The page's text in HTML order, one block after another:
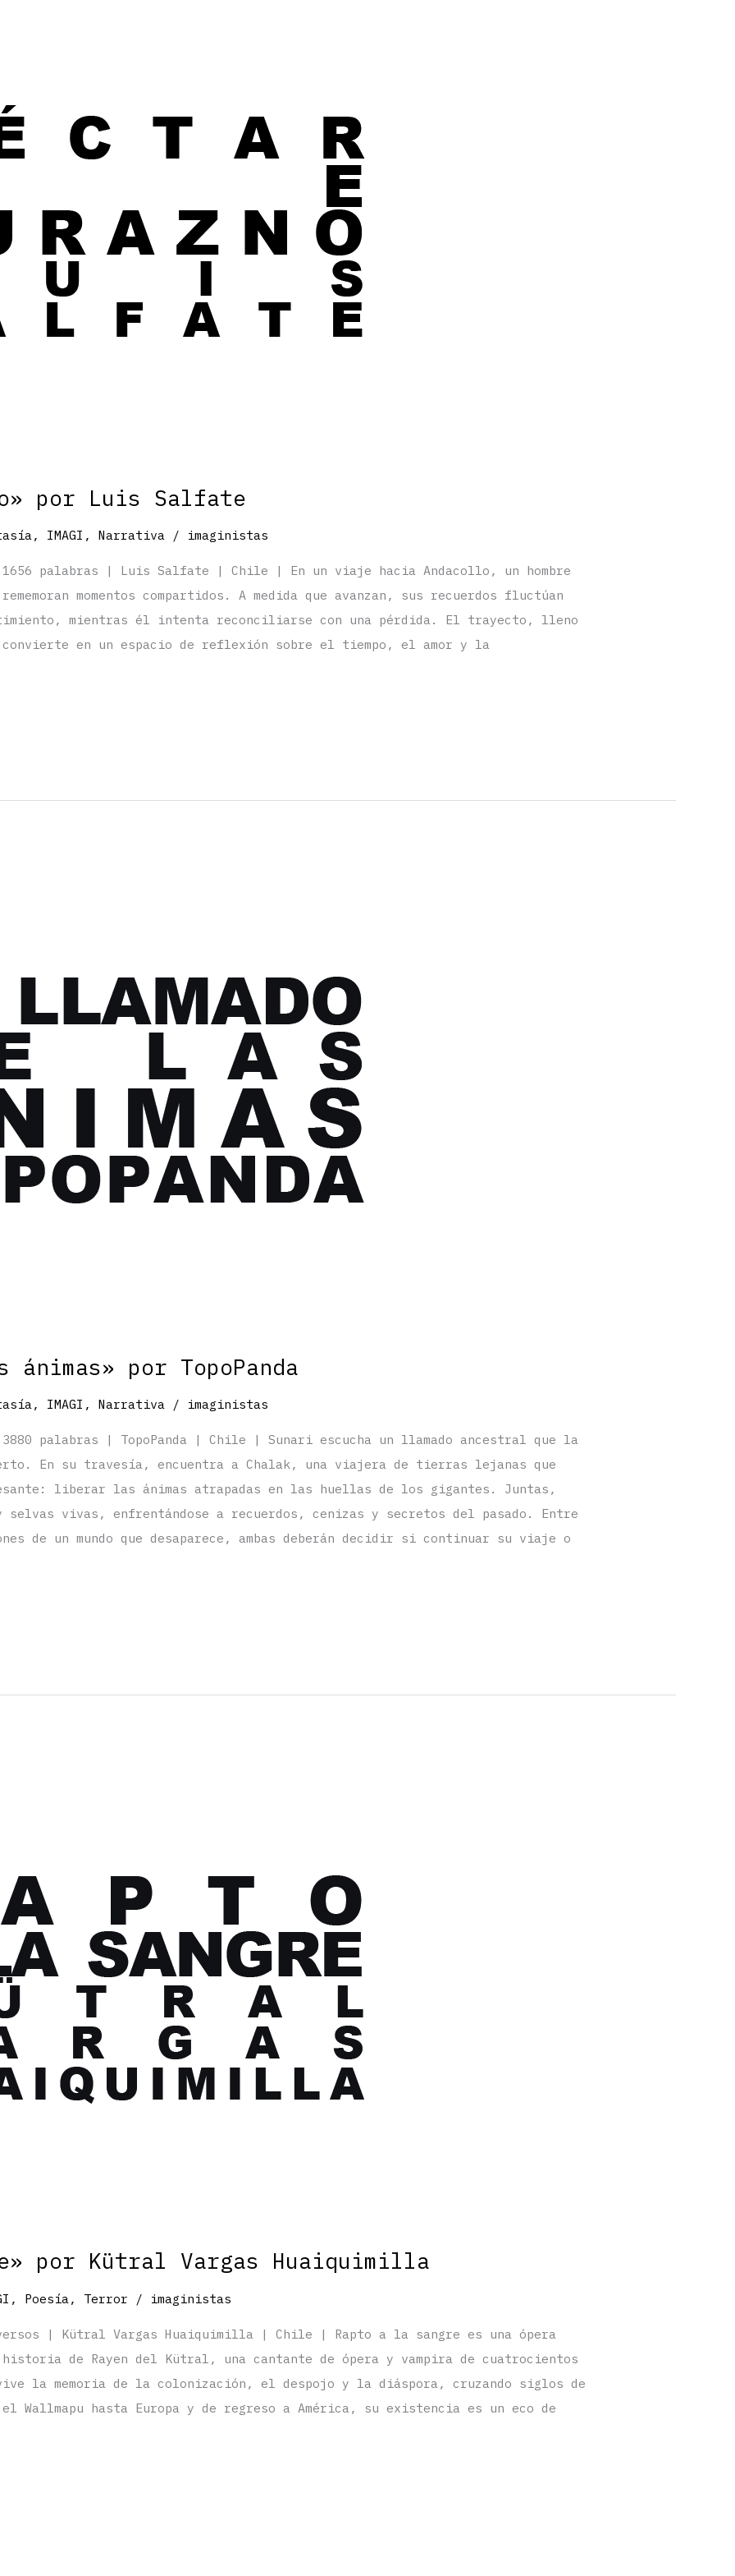
por Luis Salfate
, IMAGI ,Narrativa / imaginistas
palabras | Luis Salfate | Chile | En un viaje hacia Andacollo, un hombre
momentos compartidos. A medida que avanzan, sus recuerdos fluctúan
mientras él intenta reconciliarse con una pérdida. El trayecto, lleno
convierte en un espacio de reflexión sobre el tiempo, el amor y la
por TopoPanda
, IMAGI ,Narrativa / imaginistas
palabras | TopoPanda | Chile | Sunari escucha un llamado ancestral que la
En su travesía, encuentra a Chalak, una viajera de tierras lejanas que
liberar las ánimas atrapadas en las huellas de los gigantes. Juntas,
selvas vivas, enfrentándose a recuerdos, cenizas y secretos del pasado. Entre
de un mundo que desaparece, ambas deberán decidir si continuar su viaje o
por Kütral Vargas Huaiquimilla
, Poesía , Terror / imaginistas
| Kütral Vargas Huaiquimilla | Chile | Rapto a la sangre es una ópera
historia de Rayen del Kütral, una cantante de ópera y vampira de cuatrocientos
la memoria de la colonización, el despojo y la diáspora, cruzando siglos de
Wallmapu hasta Europa y de regreso a América, su existencia es un eco de